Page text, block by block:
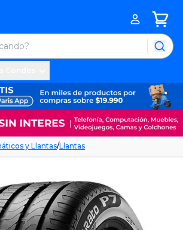
y Llantas/Llantas